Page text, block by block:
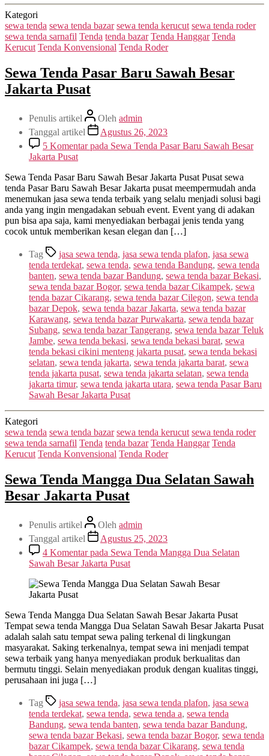
Kategori
sewa tenda sewa tenda bazar sewa tenda kerucut sewa tenda roder
sewa tenda sarnafil Tenda tenda bazar Tenda Hanggar Tenda
Kerucut Tenda Konvensional Tenda Roder
Sewa Tenda Pasar Baru Sawah Besar
Jakarta Pusat
Penulis artikel Oleh admin
Tanggal artikel
Agustus 26, 2023
5 Komentarpada Sewa Tenda Pasar Baru Sawah Besar
Jakarta Pusat
Sewa Tenda Pasar Baru Sawah Besar Jakarta Pusat Pusat sewa
tenda Pasar Baru Sawah Besar Jakarta pusat meempermudah anda
menemukan jasa sewa tenda terbaik yang selalu menjadi solusi bagi
anda yang ingin mengadakan sebuah event. Event yang di adakan
pun bisa apa saja, kami menyediakan berbagai jenis tenda yang
cocok untuk memberikan kesan elegan dan […]
Tag jasa sewa tenda, jasa sewa tenda plafon, jasa sewa
tenda terdekat, sewa tenda, sewa tenda Bandung, sewa tenda
banten, sewa tenda bazar Bandung, sewa tenda bazar Bekasi,
sewa tenda bazar Bogor, sewa tenda bazar Cikampek, sewa
tenda bazar Cikarang, sewa tenda bazar Cilegon, sewa tenda
bazar Depok, sewa tenda bazar Jakarta, sewa tenda bazar
Karawang, sewa tenda bazar Purwakarta, sewa tenda bazar
Subang, sewa tenda bazar Tangerang, sewa tenda bazar Teluk
Jambe, sewa tenda bekasi, sewa tenda bekasi barat, sewa
tenda bekasi cikini menteng jakarta pusat, sewa tenda bekasi
selatan, sewa tenda jakarta, sewa tenda jakarta barat, sewa
tenda jakarta pusat, sewa tenda jakarta selatan, sewa tenda
jakarta timur, sewa tenda jakarta utara, sewa tenda Pasar Baru
Sawah Besar Jakarta Pusat
Kategori
sewa tenda sewa tenda bazar sewa tenda kerucut sewa tenda roder
sewa tenda sarnafil Tenda tenda bazar Tenda Hanggar Tenda
Kerucut Tenda Konvensional Tenda Roder
Sewa Tenda Mangga Dua Selatan Sawah
Besar Jakarta Pusat
Penulis artikel Oleh admin
Tanggal artikel
Agustus 25, 2023
4 Komentarpada Sewa Tenda Mangga Dua Selatan
Sawah Besar Jakarta Pusat
Sewa Tenda Mangga Dua Selatan Sawah Besar Jakarta Pusat
Tempat sewa tenda Mangga Dua Selatan Sawah Besar Jakarta Pusat
adalah salah satu tempat sewa paling terkenal di lingkungan
masyarakat. Saking terkenalnya, tempat sewa ini menjadi tempat
sewa terbaik yang hanya menyediakan produk berkualitas dan
bermutu tinggi. Selain menyediakan produk dengan kualitas tinggi,
perusahaan ini juga […]
Tag jasa sewa tenda, jasa sewa tenda plafon, jasa sewa
tenda terdekat, sewa tenda, sewa tenda a, sewa tenda
Bandung, sewa tenda banten, sewa tenda bazar Bandung,
sewa tenda bazar Bekasi, sewa tenda bazar Bogor, sewa tenda
bazar Cikampek, sewa tenda bazar Cikarang, sewa tenda